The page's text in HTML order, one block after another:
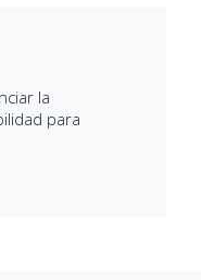
la
para